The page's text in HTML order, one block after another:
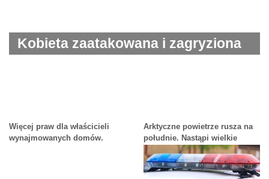
Kobieta zaatakowana i zagryziona
Więcej praw dla właścicieli
wynajmowanych domów.
Arktyczne powietrze rusza na
południe. Nastąpi wielkie
ochłodzenie